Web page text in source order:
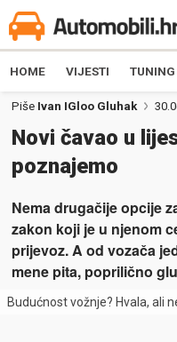
HOME VIJESTI TUNING
Piše Ivan IGloo Gluhak
Novi čavao u
poznajemo
Nema drugačije opcije
zakon koji je u njenom
prijevoz. A od vozača
mene pita, poprilično
Budućnost vožnje? Hvala, ali